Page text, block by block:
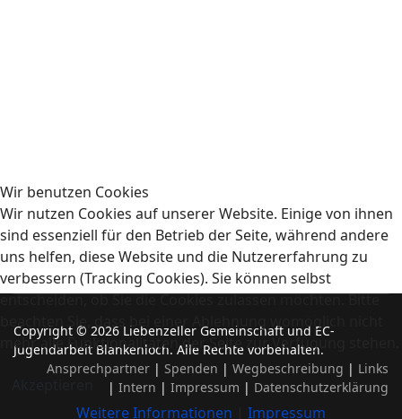
Copyright © 2026 Liebenzeller Gemeinschaft und EC-
Jugendarbeit Blankenloch. Alle Rechte vorbehalten.
Ansprechpartner | Spenden | Wegbeschreibung | Links
| Intern | Impressum | Datenschutzerklärung
Wir benutzen Cookies
Wir nutzen Cookies auf unserer Website. Einige von ihnen
sind essenziell für den Betrieb der Seite, während andere
uns helfen, diese Website und die Nutzererfahrung zu
verbessern (Tracking Cookies). Sie können selbst
entscheiden, ob Sie die Cookies zulassen möchten. Bitte
beachten Sie, dass bei einer Ablehnung womöglich nicht
mehr alle Funktionalitäten der Seite zur Verfügung stehen.
Weitere Informationen
Impressum